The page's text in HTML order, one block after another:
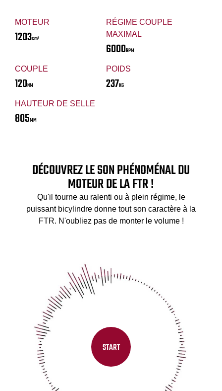
MOTEUR
1203cm³
RÉGIME COUPLE
MAXIMAL
6000RPM
COUPLE
120NM
POIDS
237KG
HAUTEUR DE SELLE
805MM
DÉCOUVREZ LE SON PHÉNOMÉNAL DU
MOTEUR DE LA FTR !
Qu'il tourne au ralenti ou à plein régime, le
puissant bicylindre donne tout son caractère à la
FTR. N'oubliez pas de monter le volume !
START